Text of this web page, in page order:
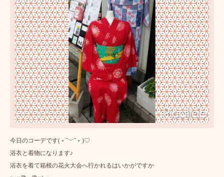
今日のコーデです(﹡ˆ﹀ˆ﹡)♡
浴衣と着物になります♪
浴衣を着て箱根の花火大会へ行かれるはいかがですか